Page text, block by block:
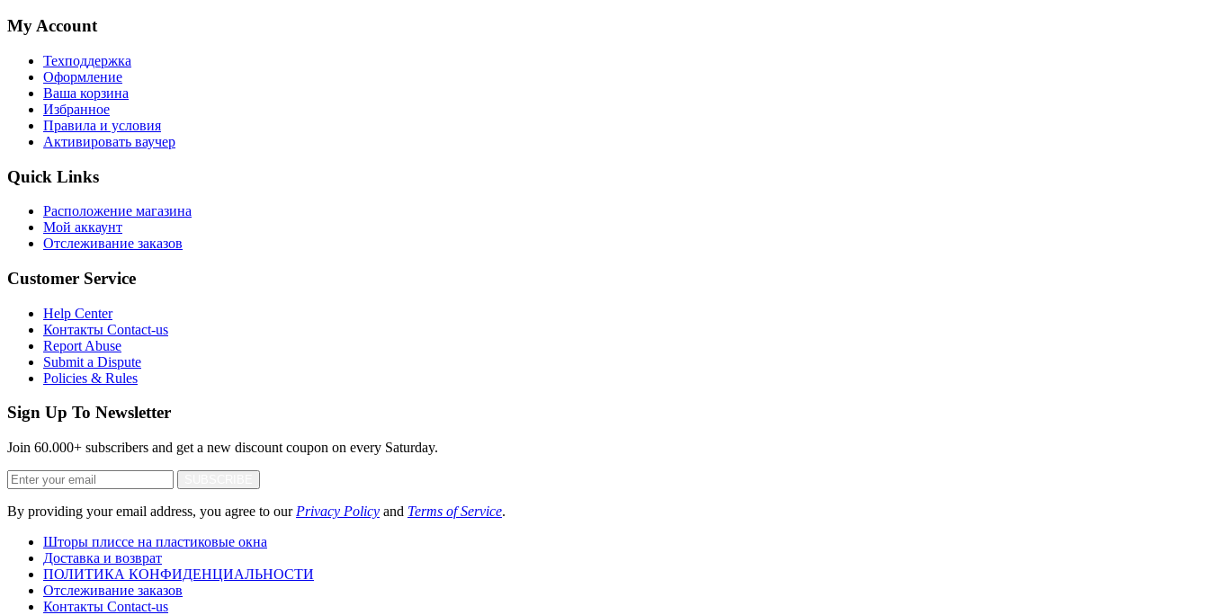
My Account
Техподдержка
Оформление
Ваша корзина
Избранное
Правила и условия
Активировать ваучер
Quick Links
Расположение магазина
Мой аккаунт
Отслеживание заказов
Customer Service
Help Center
Контакты Contact-us
Report Abuse
Submit a Dispute
Policies & Rules
Sign Up To Newsletter
Join 60.000+ subscribers and get a new discount coupon on every Saturday.
By providing your email address, you agree to our Privacy Policy and Terms of Service.
Шторы плиссе на пластиковые окна
Доставка и возврат
ПОЛИТИКА КОНФИДЕНЦИАЛЬНОСТИ
Отслеживание заказов
Контакты Contact-us